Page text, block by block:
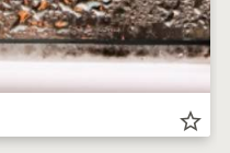
star_border